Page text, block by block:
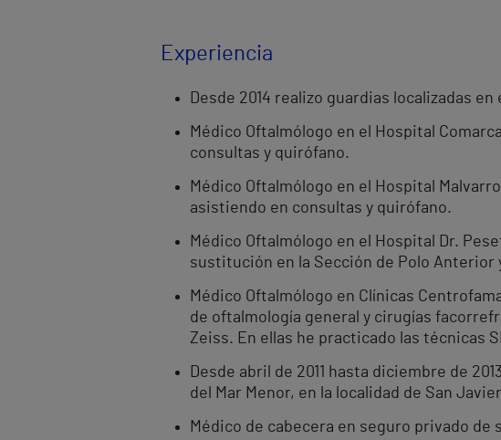
Experiencia
Desde 2014 realizo guardias localizadas
Médico Oftalmólogo en el Hospital
consultas y quirófano.
Médico Oftalmólogo en el Hospital
asistiendo en consultas y quirófano.
Médico Oftalmólogo en el Hospital Dr.
sustitución en la Sección de Polo Anterior
Médico Oftalmólogo en Clínicas
de oftalmología general y cirugías
Zeiss. En ellas he practicado las técnicas
Desde abril de 2011 hasta diciembre de
del Mar Menor, en la localidad de San
Médico de cabecera en seguro privado de